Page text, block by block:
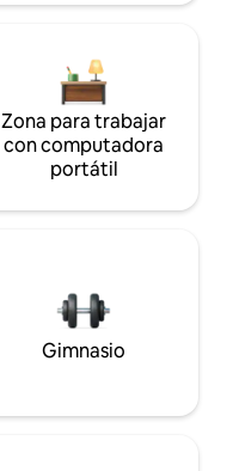
Zona para trabajar
con computadora
portátil
Gimnasio